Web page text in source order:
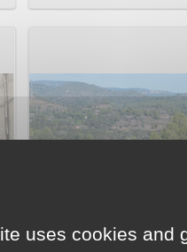
uses cookies and